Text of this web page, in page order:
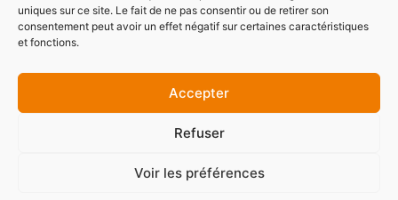
uniques sur ce site. Le fait de ne pas consentir ou de retirer son
consentement peut avoir un effet négatif sur certaines caractéristiques
et fonctions.
Accepter
Refuser
Voir les préférences
Documents budgétaires
Rapport d’activité